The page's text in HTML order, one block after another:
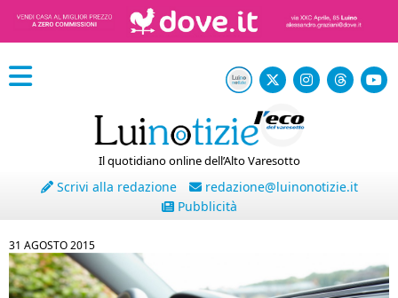
Il quotidiano online dell’Alto Varesotto
Scrivi alla redazione
redazione@luinonotizie.it
Pubblicità
31 AGOSTO 2015